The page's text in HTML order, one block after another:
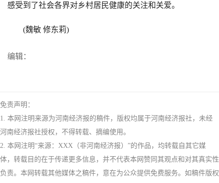
感受到了社会各界对乡村居民健康的关注和关爱。
(魏敏 修东莉)
编辑：
免责声明：
1. 本网注明来源为河南经济报的稿件，版权均属于河南经济报社，未经
河南经济报社授权，不得转载、摘编使用。
2. 本网注明“来源：XXX（非河南经济报）”的作品，均转载自其它媒
体，转载目的在于传递更多信息，并不代表本网赞同其观点和对其真实性
负责。本网转载其他媒体之稿件，意在为公众提供免费服务。如稿件版权